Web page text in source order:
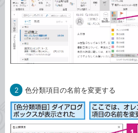
2 色分類項目の名前を変更する